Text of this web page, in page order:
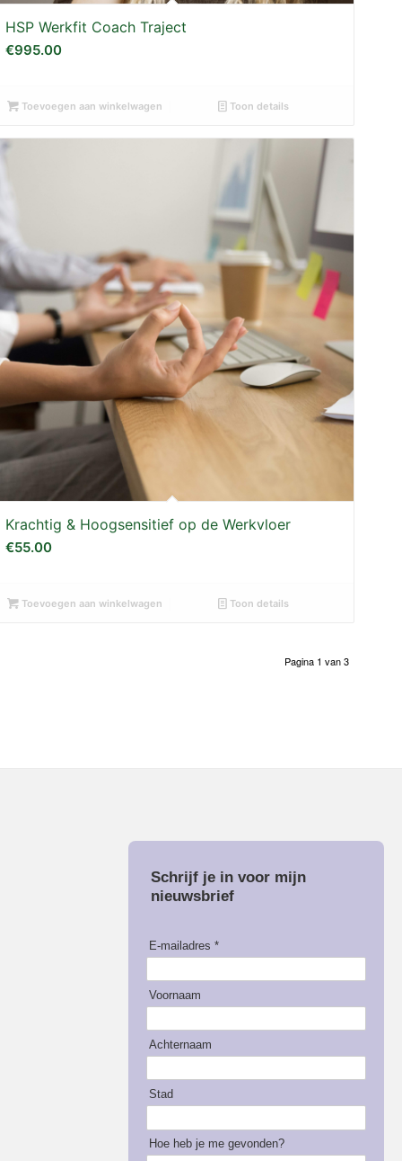
HSP Werkfit Coach Traject
€995.00
Toevoegen aan winkelwagen Toon details
Krachtig & Hoogsensitief op de Werkvloer
€55.00
Toevoegen aan winkelwagen Toon details
Pagina 1 van 3
Schrijf je in voor mijn
nieuwsbrief
E-mailadres *
Voornaam
Achternaam
Stad
Hoe heb je me gevonden?